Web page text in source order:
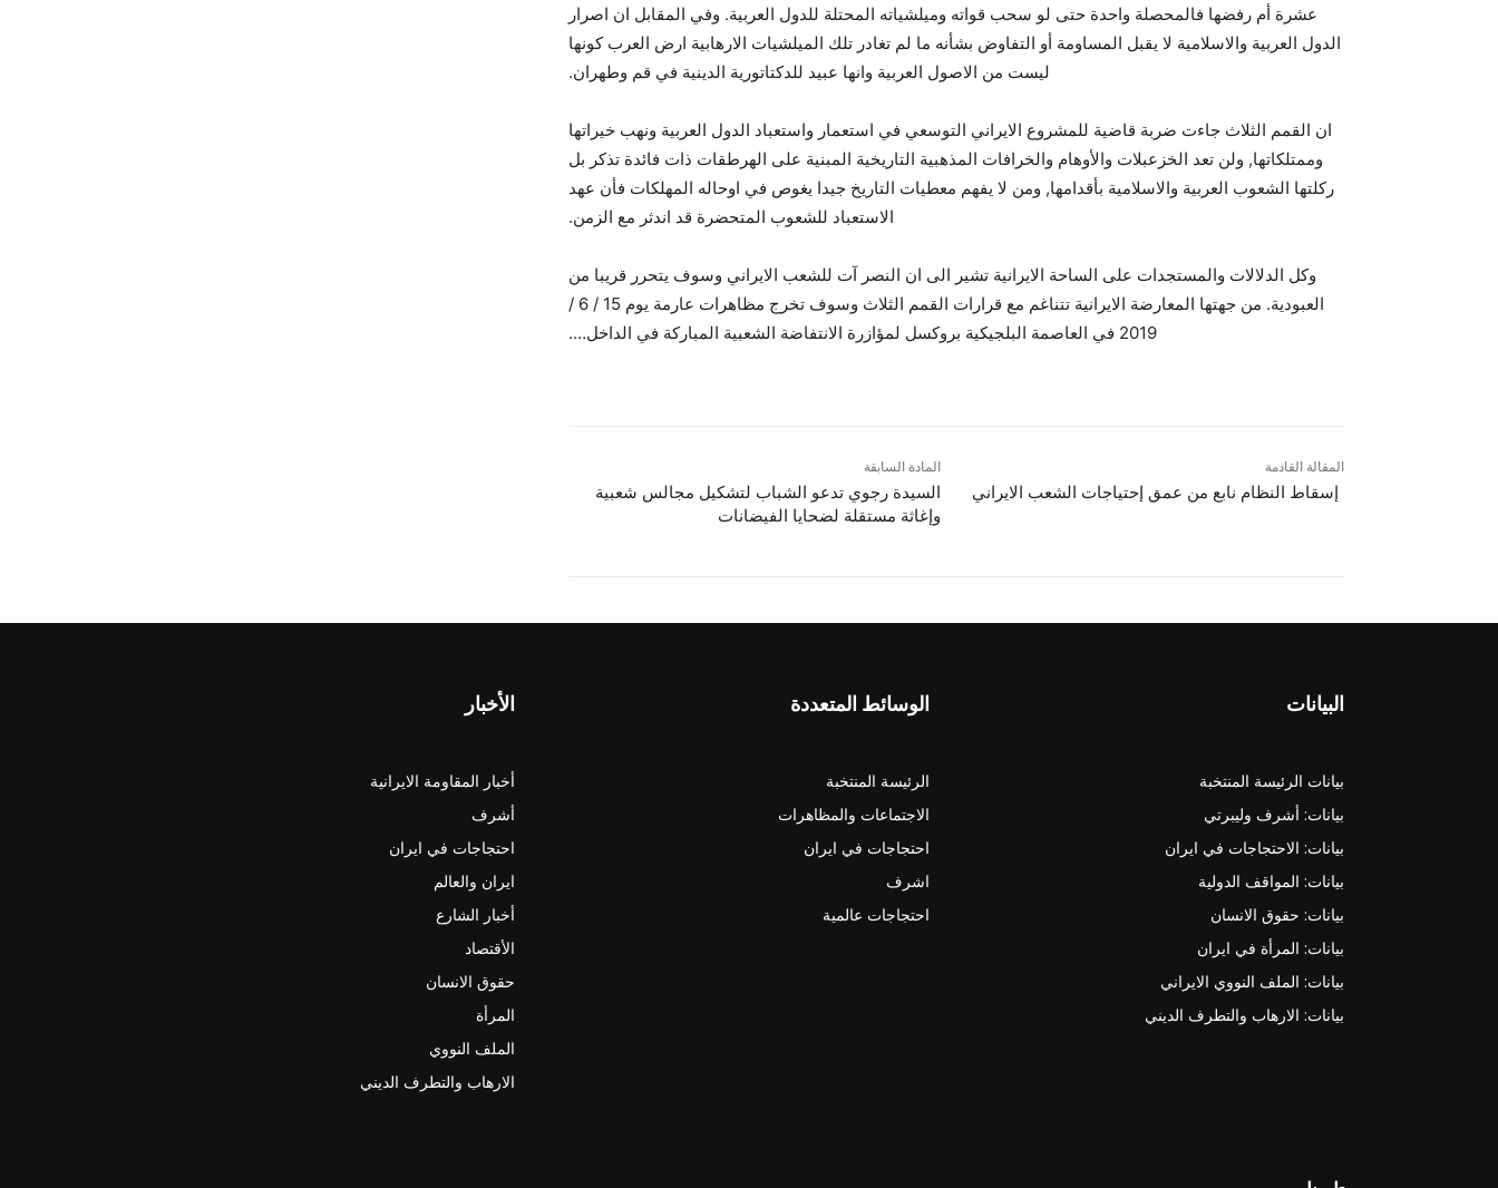
عشرة أم رفضها فالمحصلة واحدة حتى لو سحب قواته وميلشياته المحتلة للدول العربية. وفي المقابل ان اصرار
الدول العربية والاسلامية لا يقبل المساومة أو التفاوض بشأنه ما لم تغادر تلك الميلشيات الارهابية ارض العرب كونها
ليست من الاصول العربية وانها عبيد للدكتاتورية الدينية في قم وطهران.
ان القمم الثلاث جاءت ضربة قاضية للمشروع الايراني التوسعي في استعمار واستعباد الدول العربية ونهب خيراتها
وممتلكاتها, ولن تعد الخزعبلات والأوهام والخرافات المذهبية التاريخية المبنية على الهرطقات ذات فائدة تذكر بل
ركلتها الشعوب العربية والاسلامية بأقدامها, ومن لا يفهم معطيات التاريخ جيدا يغوص في اوحاله المهلكات فأن عهد
الاستعباد للشعوب المتحضرة قد اندثر مع الزمن.
وكل الدلالات والمستجدات على الساحة الايرانية تشير الى ان النصر آت للشعب الايراني وسوف يتحرر قريبا من
العبودية. من جهتها المعارضة الايرانية تتناغم مع قرارات القمم الثلاث وسوف تخرج مظاهرات عارمة يوم 15 / 6 /
2019 في العاصمة البلجيكية بروكسل لمؤازرة الانتفاضة الشعبية المباركة في الداخل….
المادة السابقة
السيدة رجوي تدعو الشباب لتشكيل مجالس شعبية
وإغاثة مستقلة لضحايا الفيضانات
المقالة القادمة
إسقاط النظام نابع من عمق إحتياجات الشعب الايراني
الأخبار
أخبار المقاومة الايرانية
أشرف
احتجاجات في ايران
ايران والعالم
أخبار الشارع
الأقتصاد
حقوق الانسان
المرأة
الملف النووي
الارهاب والتطرف الديني
الوسائط المتعددة
الرئيسة المنتخبة
الاجتماعات والمظاهرات
احتجاجات في ايران
اشرف
احتجاجات عالمية
البيانات
بيانات الرئيسة المنتخبة
بيانات: أشرف وليبرتي
بيانات: الاحتجاجات في ايران
بيانات: المواقف الدولية
بيانات: حقوق الانسان
بيانات: المرأة في ايران
بيانات: الملف النووي الايراني
بيانات: الارهاب والتطرف الديني